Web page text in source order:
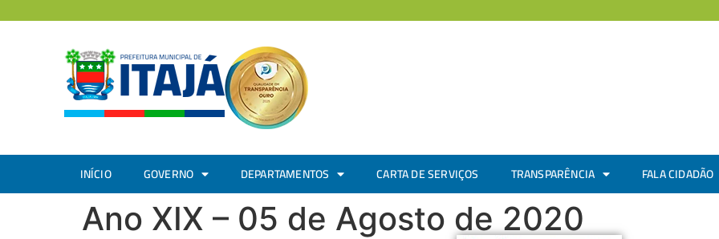
INÍCIO GOVERNO DEPARTAMENTOS CARTA DE SERVIÇOS TRANSPARÊNCIA FALA CIDADÃO
Ano XIX – 05 de Agosto de 2020